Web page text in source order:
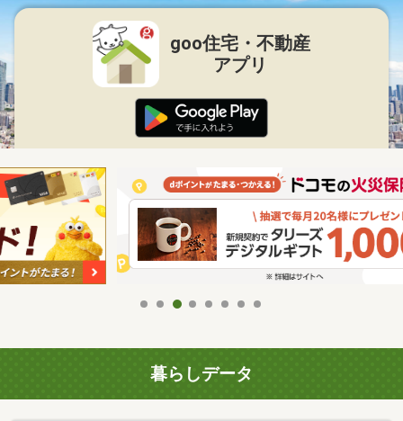
goo住宅・不動産
アプリ
暮らしデータ